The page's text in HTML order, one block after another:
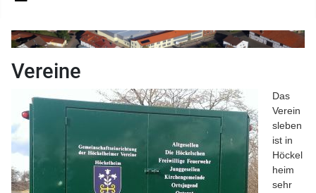
Vereine
Das
Verein
sleben
ist in
Höckel
heim
sehr